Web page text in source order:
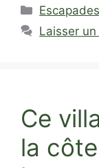
Catégories
Laisser
Ce
la